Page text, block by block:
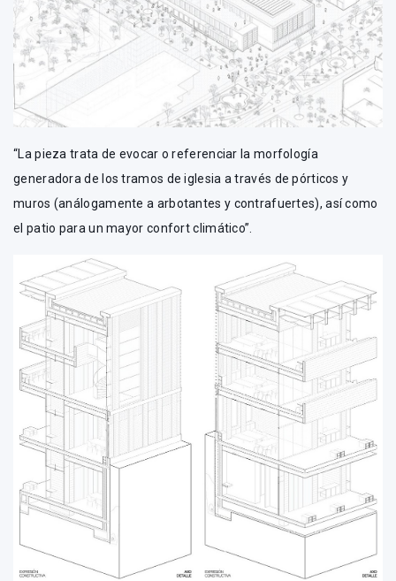
“La pieza trata de evocar o referenciar la morfología
generadora de los tramos de iglesia a través de pórticos y
muros (análogamente a arbotantes y contrafuertes), así como
el patio para un mayor confort climático”.